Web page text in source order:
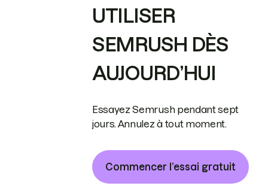
UTILISER
SEMRUSH DÈS
AUJOURD’HUI
Essayez Semrush pendant sept
jours. Annulez à tout moment.
Commencer l’essai gratuit